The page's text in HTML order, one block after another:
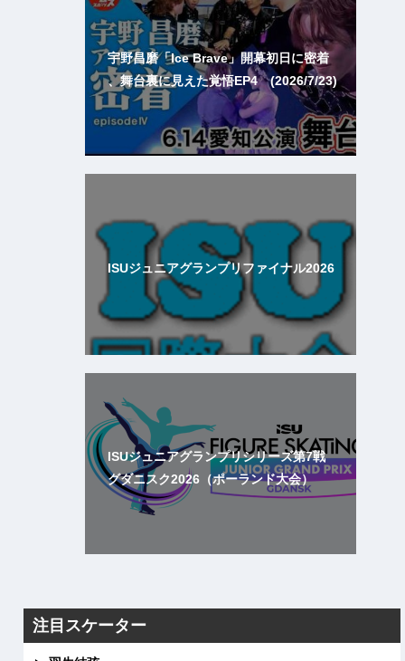
宇野昌磨「Ice Brave」開幕初日に密着
、舞台裏に見えた覚悟EP4 (2026/7/23)
ISUジュニアグランプリファイナル2026
ISUジュニアグランプリシリーズ第7戦
グダニスク2026（ポーランド大会）
注目スケーター